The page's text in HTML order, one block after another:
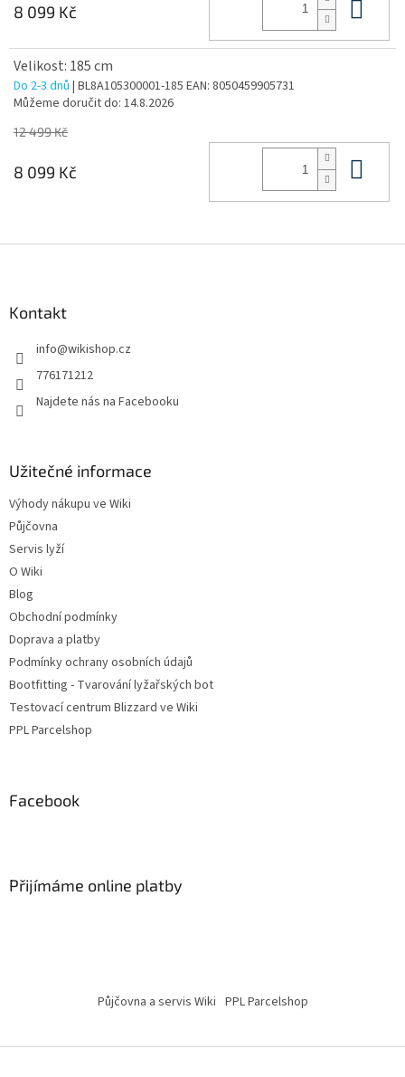
8 099 Kč
Velikost: 185 cm
Do 2-3 dnů | BL8A105300001-185 EAN: 8050459905731
Můžeme doručit do: 14.8.2026
12 499 Kč
8 099 Kč
Kontakt
info@wikishop.cz
776171212
Najdete nás na Facebooku
Užitečné informace
Výhody nákupu ve Wiki
Půjčovna
Servis lyží
O Wiki
Blog
Obchodní podmínky
Doprava a platby
Podmínky ochrany osobních údajů
Bootfitting - Tvarování lyžařských bot
Testovací centrum Blizzard ve Wiki
PPL Parcelshop
Facebook
Přijímáme online platby
Půjčovna a servis Wiki PPL Parcelshop